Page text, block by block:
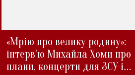
«Мрію про велику родину»:
інтерв'ю Михайла Хоми про
плани, концерти для ЗСУ і